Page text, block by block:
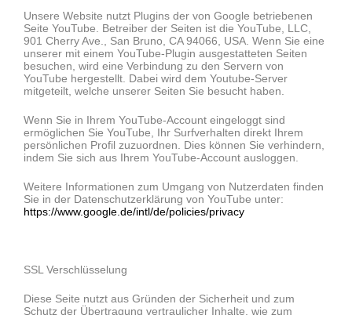
Unsere Website nutzt Plugins der von Google betriebenen
Seite YouTube. Betreiber der Seiten ist die YouTube, LLC,
901 Cherry Ave., San Bruno, CA 94066, USA. Wenn Sie eine
unserer mit einem YouTube-Plugin ausgestatteten Seiten
besuchen, wird eine Verbindung zu den Servern von
YouTube hergestellt. Dabei wird dem Youtube-Server
mitgeteilt, welche unserer Seiten Sie besucht haben.
Wenn Sie in Ihrem YouTube-Account eingeloggt sind
ermöglichen Sie YouTube, Ihr Surfverhalten direkt Ihrem
persönlichen Profil zuzuordnen. Dies können Sie verhindern,
indem Sie sich aus Ihrem YouTube-Account ausloggen.
Weitere Informationen zum Umgang von Nutzerdaten finden
Sie in der Datenschutzerklärung von YouTube unter:
https://www.google.de/intl/de/policies/privacy
SSL Verschlüsselung
Diese Seite nutzt aus Gründen der Sicherheit und zum
Schutz der Übertragung vertraulicher Inhalte, wie zum